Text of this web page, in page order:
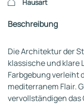
Hausart
Beschreibung
Die Architektur der
klassische und klare
Farbgebung verleiht
mediterranem Flair.
vervollständigen das